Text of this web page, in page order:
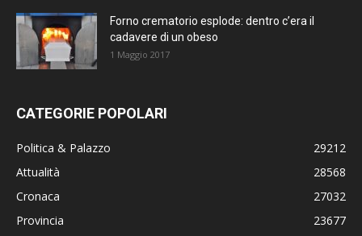
Forno crematorio esplode: dentro c’era il
cadavere di un obeso
1 Maggio 2017
CATEGORIE POPOLARI
Politica & Palazzo
29212
Attualità
28568
Cronaca
27032
Provincia
23677